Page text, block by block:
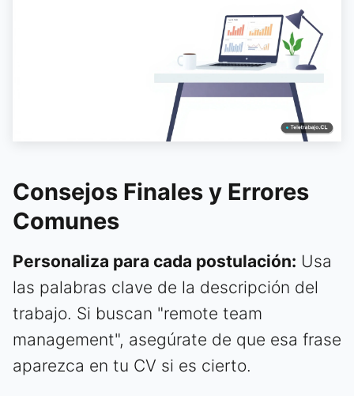
Consejos Finales y Errores
Comunes
Personaliza para cada postulación: Usa
las palabras clave de la descripción del
trabajo. Si buscan "remote team
management", asegúrate de que esa frase
aparezca en tu CV si es cierto.